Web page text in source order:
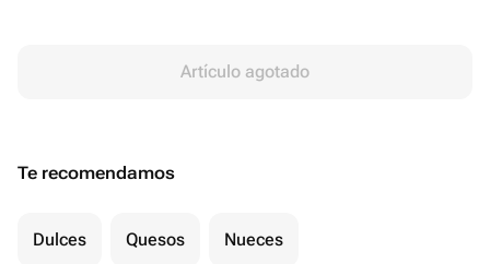
Artículo agotado
Te recomendamos
Dulces Quesos Nueces